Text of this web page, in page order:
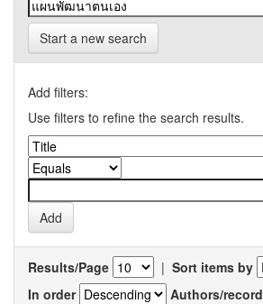
Start a new search
Add filters:
Use filters to refine the search results.
Results/Page | Sort items by
In order
Authors/record